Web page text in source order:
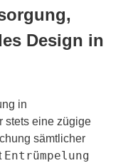
Design in
in
stets eine zügige
sämtlicher
Entrümpelung